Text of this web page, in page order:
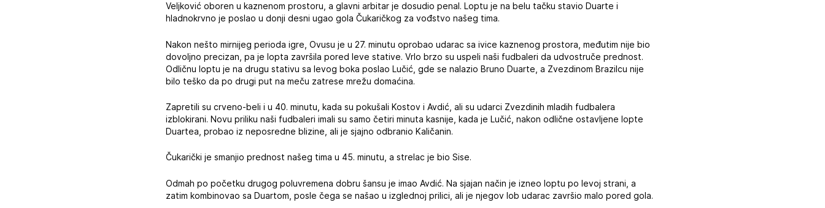
Veljković oboren u kaznenom prostoru, a glavni arbitar je dosudio penal. Loptu je na belu tačku stavio Duarte i
hladnokrvno je poslao u donji desni ugao gola Čukaričkog za vođstvo našeg tima.
Nakon nešto mirnijeg perioda igre, Ovusu je u 27. minutu oprobao udarac sa ivice kaznenog prostora, međutim nije bio
dovoljno precizan, pa je lopta završila pored leve stative. Vrlo brzo su uspeli naši fudbaleri da udvostruče prednost.
Odličnu loptu je na drugu stativu sa levog boka poslao Lučić, gde se nalazio Bruno Duarte, a Zvezdinom Brazilcu nije
bilo teško da po drugi put na meču zatrese mrežu domaćina.
Zapretili su crveno-beli i u 40. minutu, kada su pokušali Kostov i Avdić, ali su udarci Zvezdinih mladih fudbalera
izblokirani. Novu priliku naši fudbaleri imali su samo četiri minuta kasnije, kada je Lučić, nakon odlične ostavljene lopte
Duartea, probao iz neposredne blizine, ali je sjajno odbranio Kaličanin.
Čukarički je smanjio prednost našeg tima u 45. minutu, a strelac je bio Sise.
Odmah po početku drugog poluvremena dobru šansu je imao Avdić. Na sjajan način je izneo loptu po levoj strani, a
zatim kombinovao sa Duartom, posle čega se našao u izglednoj prilici, ali je njegov lob udarac završio malo pored gola.